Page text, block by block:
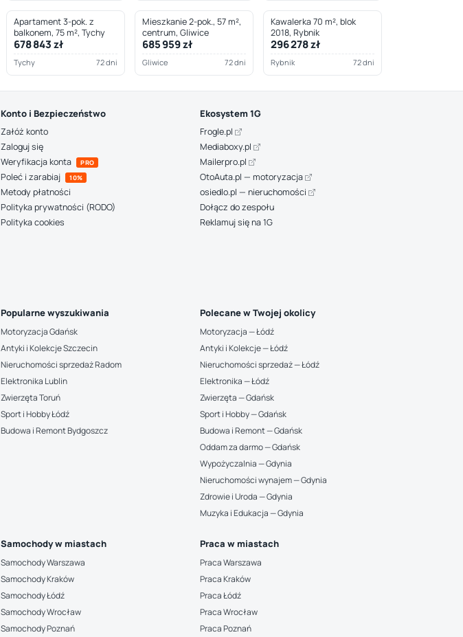
Apartament 3-pok. z
balkonem, 75 m², Tychy
678 843 zł
Tychy 72 dni
Mieszkanie 2-pok., 57 m²,
centrum, Gliwice
685 959 zł
Gliwice 72 dni
Kawalerka 70 m², blok
2018, Rybnik
296 278 zł
Rybnik 72 dni
Konto i Bezpieczeństwo
Załóż konto
Zaloguj się
Weryfikacja konta
PRO
Poleć i zarabiaj 10%
Metody płatności
Polityka prywatności (RODO)
Polityka cookies
Ekosystem 1G
Frogle.pl
Mediaboxy.pl
Mailerpro.pl
OtoAuta.pl — motoryzacja
osiedlo.pl — nieruchomości
Dołącz do zespołu
Reklamuj się na 1G
Popularne wyszukiwania
Motoryzacja Gdańsk
Antyki i Kolekcje Szczecin
Nieruchomości sprzedaż Radom
Elektronika Lublin
Zwierzęta Toruń
Sport i Hobby Łódź
Budowa i Remont Bydgoszcz
Polecane w Twojej okolicy
Motoryzacja — Łódź
Antyki i Kolekcje — Łódź
Nieruchomości sprzedaż — Łódź
Elektronika — Łódź
Zwierzęta — Gdańsk
Sport i Hobby — Gdańsk
Budowa i Remont — Gdańsk
Oddam za darmo — Gdańsk
Wypożyczalnia — Gdynia
Nieruchomości wynajem — Gdynia
Zdrowie i Uroda — Gdynia
Muzyka i Edukacja — Gdynia
Samochody w miastach
Samochody Warszawa
Samochody Kraków
Samochody Łódź
Samochody Wrocław
Samochody Poznań
Praca w miastach
Praca Warszawa
Praca Kraków
Praca Łódź
Praca Wrocław
Praca Poznań